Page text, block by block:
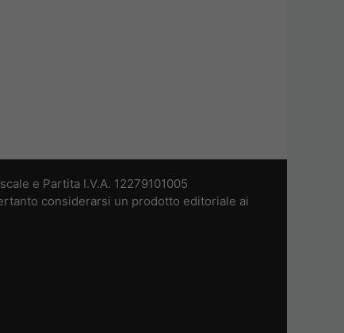
e Partita I.V.A. 12279101005
considerarsi un prodotto editoriale ai